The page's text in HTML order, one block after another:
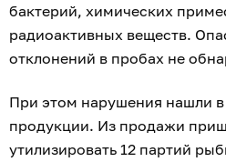
бактерий, химических
радиоактивных веществ.
отклонений в пробах не
При этом нарушения нашли
продукции. Из продажи
утилизировать 12 партий